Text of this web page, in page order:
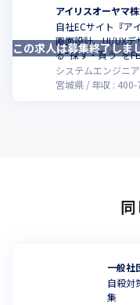
アイリスオーヤマ
自社ECサイト『ア
画面設計、UI/UXデ
る“探す・買う”を
システムエンジニア
宮城県
年収 : 400-
この求人は募集終了しま
一般社
自殺対
集